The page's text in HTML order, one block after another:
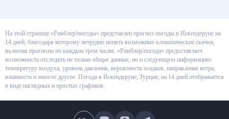
На этой странице «Рамблер/погоды» представлен прогноз погоды в
Искендеруне на 14 дней, благодаря которому нетрудно понять
возможные климатические скачки, включая прогнозы по каждым трем
часам. «Рамблер/погода» предоставляет возможность отследить не
только общие данные, но и следующую информацию: температуру
воздуха, уровень давления, вероятность осадков, направление ветра,
влажность и многое другое. Погода в Искендеруне, Турция, на 14 дней